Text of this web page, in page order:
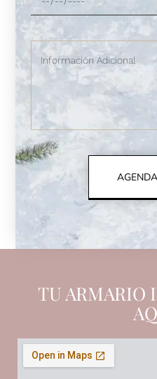
TU ARMARIO